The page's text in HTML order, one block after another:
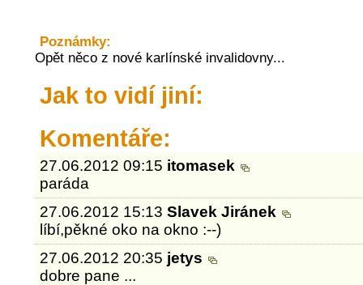
Poznámky:
Opět něco z nové karlínské invalidovny...
Jak to vidí jiní:
Komentáře:
27.06.2012 09:15 itomasek
paráda
27.06.2012 15:13Slavek Jiránek
líbí,pěkné oko na okno :--)
27.06.2012 20:35 jetys
dobre pane ...